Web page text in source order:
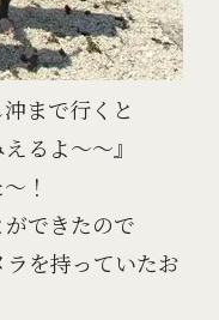
まで行くと
るよ～～』
！
できたので
を持っていたお